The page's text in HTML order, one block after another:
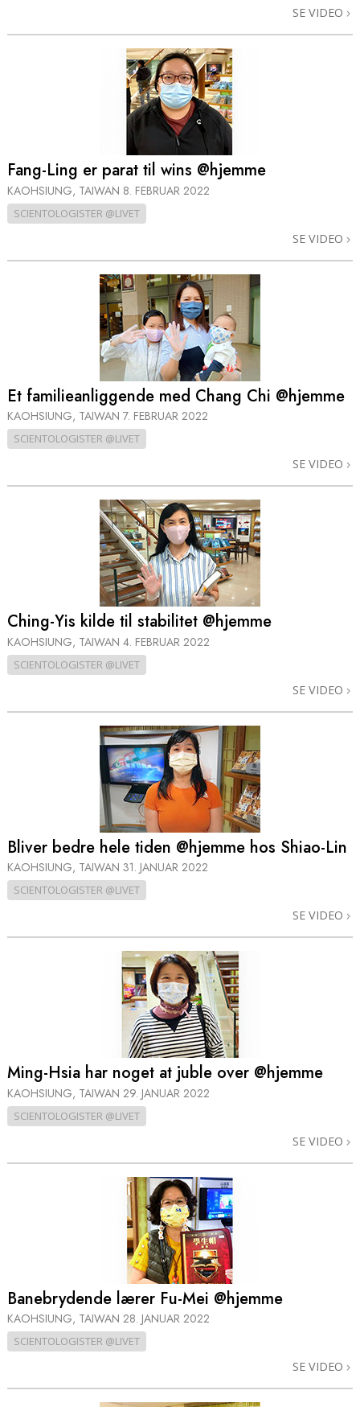
SE VIDEO
Fang-Ling er parat til wins @hjemme
KAOHSIUNG, TAIWAN 8. FEBRUAR 2022
SCIENTOLOGISTER @LIVET
SE VIDEO
Et familieanliggende med Chang Chi @hjemme
KAOHSIUNG, TAIWAN 7. FEBRUAR 2022
SCIENTOLOGISTER @LIVET
SE VIDEO
Ching-Yis kilde til stabilitet @hjemme
KAOHSIUNG, TAIWAN 4. FEBRUAR 2022
SCIENTOLOGISTER @LIVET
SE VIDEO
Bliver bedre hele tiden @hjemme hos Shiao-Lin
KAOHSIUNG, TAIWAN 31. JANUAR 2022
SCIENTOLOGISTER @LIVET
SE VIDEO
Ming-Hsia har noget at juble over @hjemme
KAOHSIUNG, TAIWAN 29. JANUAR 2022
SCIENTOLOGISTER @LIVET
SE VIDEO
Banebrydende lærer Fu-Mei @hjemme
KAOHSIUNG, TAIWAN 28. JANUAR 2022
SCIENTOLOGISTER @LIVET
SE VIDEO